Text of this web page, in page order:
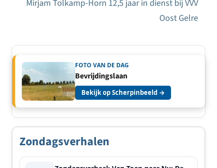
Mirjam Tolkamp-Horn 12,5 jaar in dienst bij VVV
Oost Gelre
FOTO VAN DE DAG
Bevrijdingslaan
Bekijk op Scherpinbeeld →
Zondagsverhalen